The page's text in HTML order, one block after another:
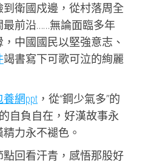
衛國戍邊，從村落周全
前沿……無論面臨多年
中國國民以堅強意志、
竭書寫下可歌可泣的絢麗
養網ppt ，從“鋼少氣多”的
自負自在，好漢故事永
力永不褪色。
回看汗青，感悟那股好